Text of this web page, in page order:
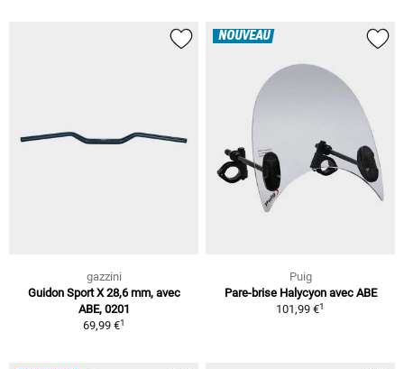
gazzini
Guidon Sport X 28,6 mm, avec
ABE, 0201
69,99 €1
NOUVEAU
Puig
Pare-brise Halycyon avec ABE
101,99 €1